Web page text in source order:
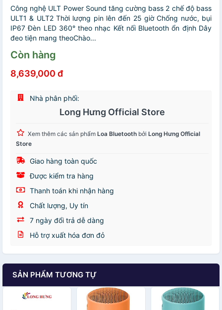
Công nghệ ULT Power Sound tăng cường bass 2 chế độ bass
ULT1 & ULT2 Thời lượng pin lên đến 25 giờ Chống nước, bụi
IP67 Đèn LED 360° theo nhạc Kết nối Bluetooth ổn định Dây
đeo tiện mang theoChào...
Còn hàng
8,639,000 đ
Nhà phân phối:
Long Hưng Official Store
Xem thêm các sản phẩm Loa Bluetooth bởi Long Hưng Official
Store
Giao hàng toàn quốc
Được kiểm tra hàng
Thanh toán khi nhận hàng
Chất lượng, Uy tín
7 ngày đổi trả dễ dàng
Hỗ trợ xuất hóa đơn đỏ
SẢN PHẨM TƯƠNG TỰ